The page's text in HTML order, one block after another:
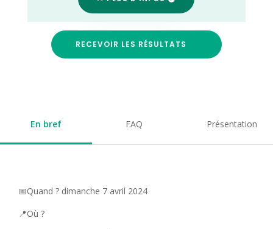
RECEVOIR LES RÉSULTATS
En bref FAQ Présentation
📅Quand ? dimanche 7 avril 2024
📍Où ?